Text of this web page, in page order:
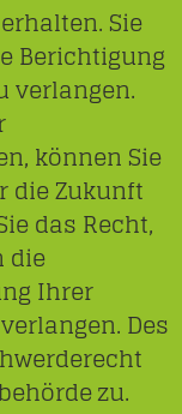
Sie
Berichtigung
verlangen.
können Sie
die Zukunft
das Recht,
die
Ihrer
Des
zu.